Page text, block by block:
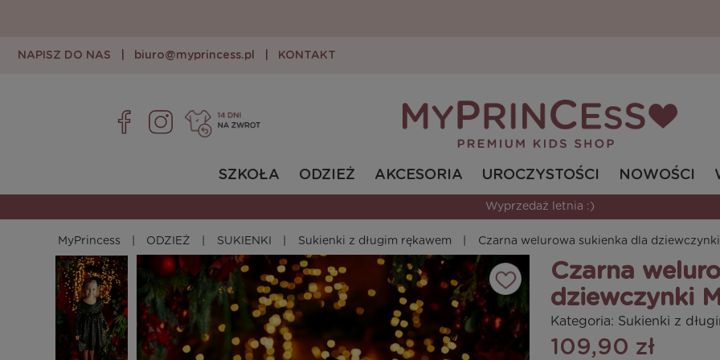
NAPISZ DO NAS biuro@myprincess.pl KONTAKT
SZKOŁA ODZIEŻ AKCESORIA UROCZYSTOŚCI NOWOŚCI
Wyprzedaż letnia :)
MyPrincess ODZIEŻ SUKIENKI Sukienki z długim rękawem Czarna welurowa sukienka dla
Czarna
dziewczynki
Kategoria: Sukienki z
109,90 zł